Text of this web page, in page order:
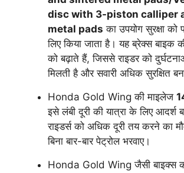
disc with 3-piston calliper
metal pads का उपयोग सुरक्षा
लिए किया जाता है। यह ब्रेक्स बाइक
को बढ़ाते हैं, जिससे राइडर को
मिलती है और सवारी अधिक सुरक्षित
Honda Gold Wing की माइलेज
इसे लंबी दूरी की यात्रा के लिए आदर्श
राइडर्स को अधिक दूरी तय करने का
बिना बार-बार पेट्रोल भरवाए।
Honda Gold Wing जैसी बाइक्स